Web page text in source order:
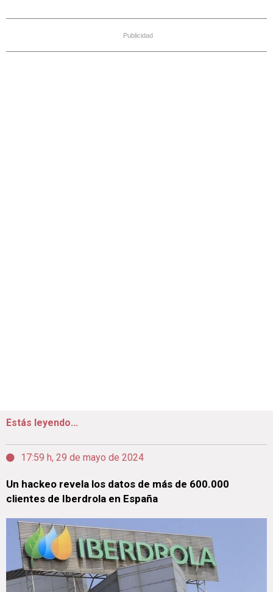
Publicidad
Estás leyendo...
17:59 h, 29 de mayo de 2024
Un hackeo revela los datos de más de 600.000
clientes de Iberdrola en España